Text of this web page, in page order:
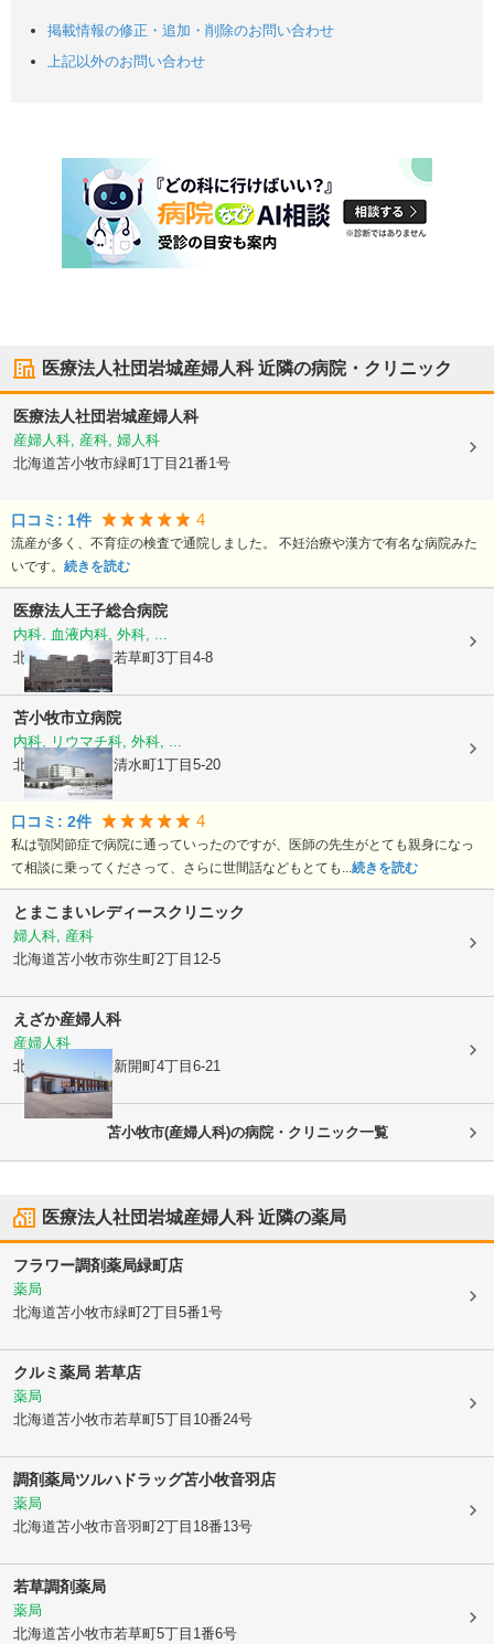
掲載情報の修正・追加・削除のお問い合わせ
上記以外のお問い合わせ
医療法人社団岩城産婦人科近隣の病院・クリニック
医療法人社団岩城産婦人科
産婦人科, 産科, 婦人科
北海道苫小牧市緑町1丁目21番1号
口コミ: 1件 4
流産が多く、不育症の検査で通院しました。 不妊治療や漢方で有名な病院みた
いです。 続きを読む
医療法人王子総合病院
内科, 血液内科, 外科, ...
北海道苫小牧市若草町3丁目4-8
苫小牧市立病院
内科, リウマチ科, 外科, ...
北海道苫小牧市清水町1丁目5-20
口コミ: 2件 4
私は顎関節症で病院に通っていったのですが、医師の先生がとても親身になっ
て相談に乗ってくださって、さらに世間話などもとても...続きを読む
とまこまいレディースクリニック
婦人科, 産科
北海道苫小牧市弥生町2丁目12-5
えざか産婦人科
産婦人科
北海道苫小牧市新開町4丁目6-21
苫小牧市(産婦人科)の病院・クリニック一覧
医療法人社団岩城産婦人科近隣の薬局
フラワー調剤薬局緑町店
薬局
北海道苫小牧市緑町2丁目5番1号
クルミ薬局 若草店
薬局
北海道苫小牧市若草町5丁目10番24号
調剤薬局ツルハドラッグ苫小牧音羽店
薬局
北海道苫小牧市音羽町2丁目18番13号
若草調剤薬局
薬局
北海道苫小牧市若草町5丁目1番6号